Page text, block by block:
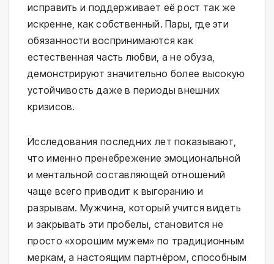
исправить и поддерживает её рост так же
искренне, как собственный. Пары, где эти
обязанности воспринимаются как
естественная часть любви, а не обуза,
демонстрируют значительно более высокую
устойчивость даже в периоды внешних
кризисов.
Исследования последних лет показывают,
что именно пренебрежение эмоциональной
и ментальной составляющей отношений
чаще всего приводит к выгоранию и
разрывам. Мужчина, который учится видеть
и закрывать эти пробелы, становится не
просто «хорошим мужем» по традиционным
меркам, а настоящим партнёром, способным